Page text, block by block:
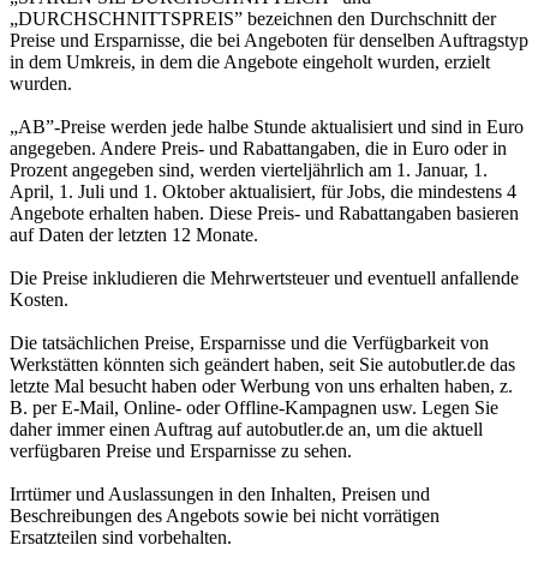
„DURCHSCHNITTSPREIS” bezeichnen den Durchschnitt der
Preise und Ersparnisse, die bei Angeboten für denselben Auftragstyp
in dem Umkreis, in dem die Angebote eingeholt wurden, erzielt
wurden.
„AB”-Preise werden jede halbe Stunde aktualisiert und sind in Euro
angegeben. Andere Preis- und Rabattangaben, die in Euro oder in
Prozent angegeben sind, werden vierteljährlich am 1. Januar, 1.
April, 1. Juli und 1. Oktober aktualisiert, für Jobs, die mindestens 4
Angebote erhalten haben. Diese Preis- und Rabattangaben basieren
auf Daten der letzten 12 Monate.
Die Preise inkludieren die Mehrwertsteuer und eventuell anfallende
Kosten.
Die tatsächlichen Preise, Ersparnisse und die Verfügbarkeit von
Werkstätten könnten sich geändert haben, seit Sie autobutler.de das
letzte Mal besucht haben oder Werbung von uns erhalten haben, z.
B. per E-Mail, Online- oder Offline-Kampagnen usw. Legen Sie
daher immer einen Auftrag auf autobutler.de an, um die aktuell
verfügbaren Preise und Ersparnisse zu sehen.
Irrtümer und Auslassungen in den Inhalten, Preisen und
Beschreibungen des Angebots sowie bei nicht vorrätigen
Ersatzteilen sind vorbehalten.